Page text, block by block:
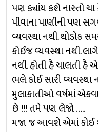
પણ ક્યાંય કશે નાસ્તો ચા
પીવાના પાણીની પણ
વ્યવસ્થા નથી. થોડોક
કોઈજ વ્યવસ્થા નથી.
નથી. હોતી હૈ ચાલતી
ભલે કોઈ સારી વ્યવસ્થા
મુલાકાતીઓ વર્ષમાં
છે !!! તમે પણ લેજો …..
મજા જ આવશે એમાં કોઈ